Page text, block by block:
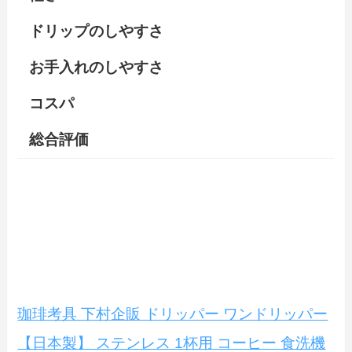
ドリップのしやすさ
お手入れのしやすさ
コスパ
総合評価
珈琲考具 下村企販 ドリッパー ワンドリッパー
【日本製】 ステンレス 1杯用 コーヒー 食洗機